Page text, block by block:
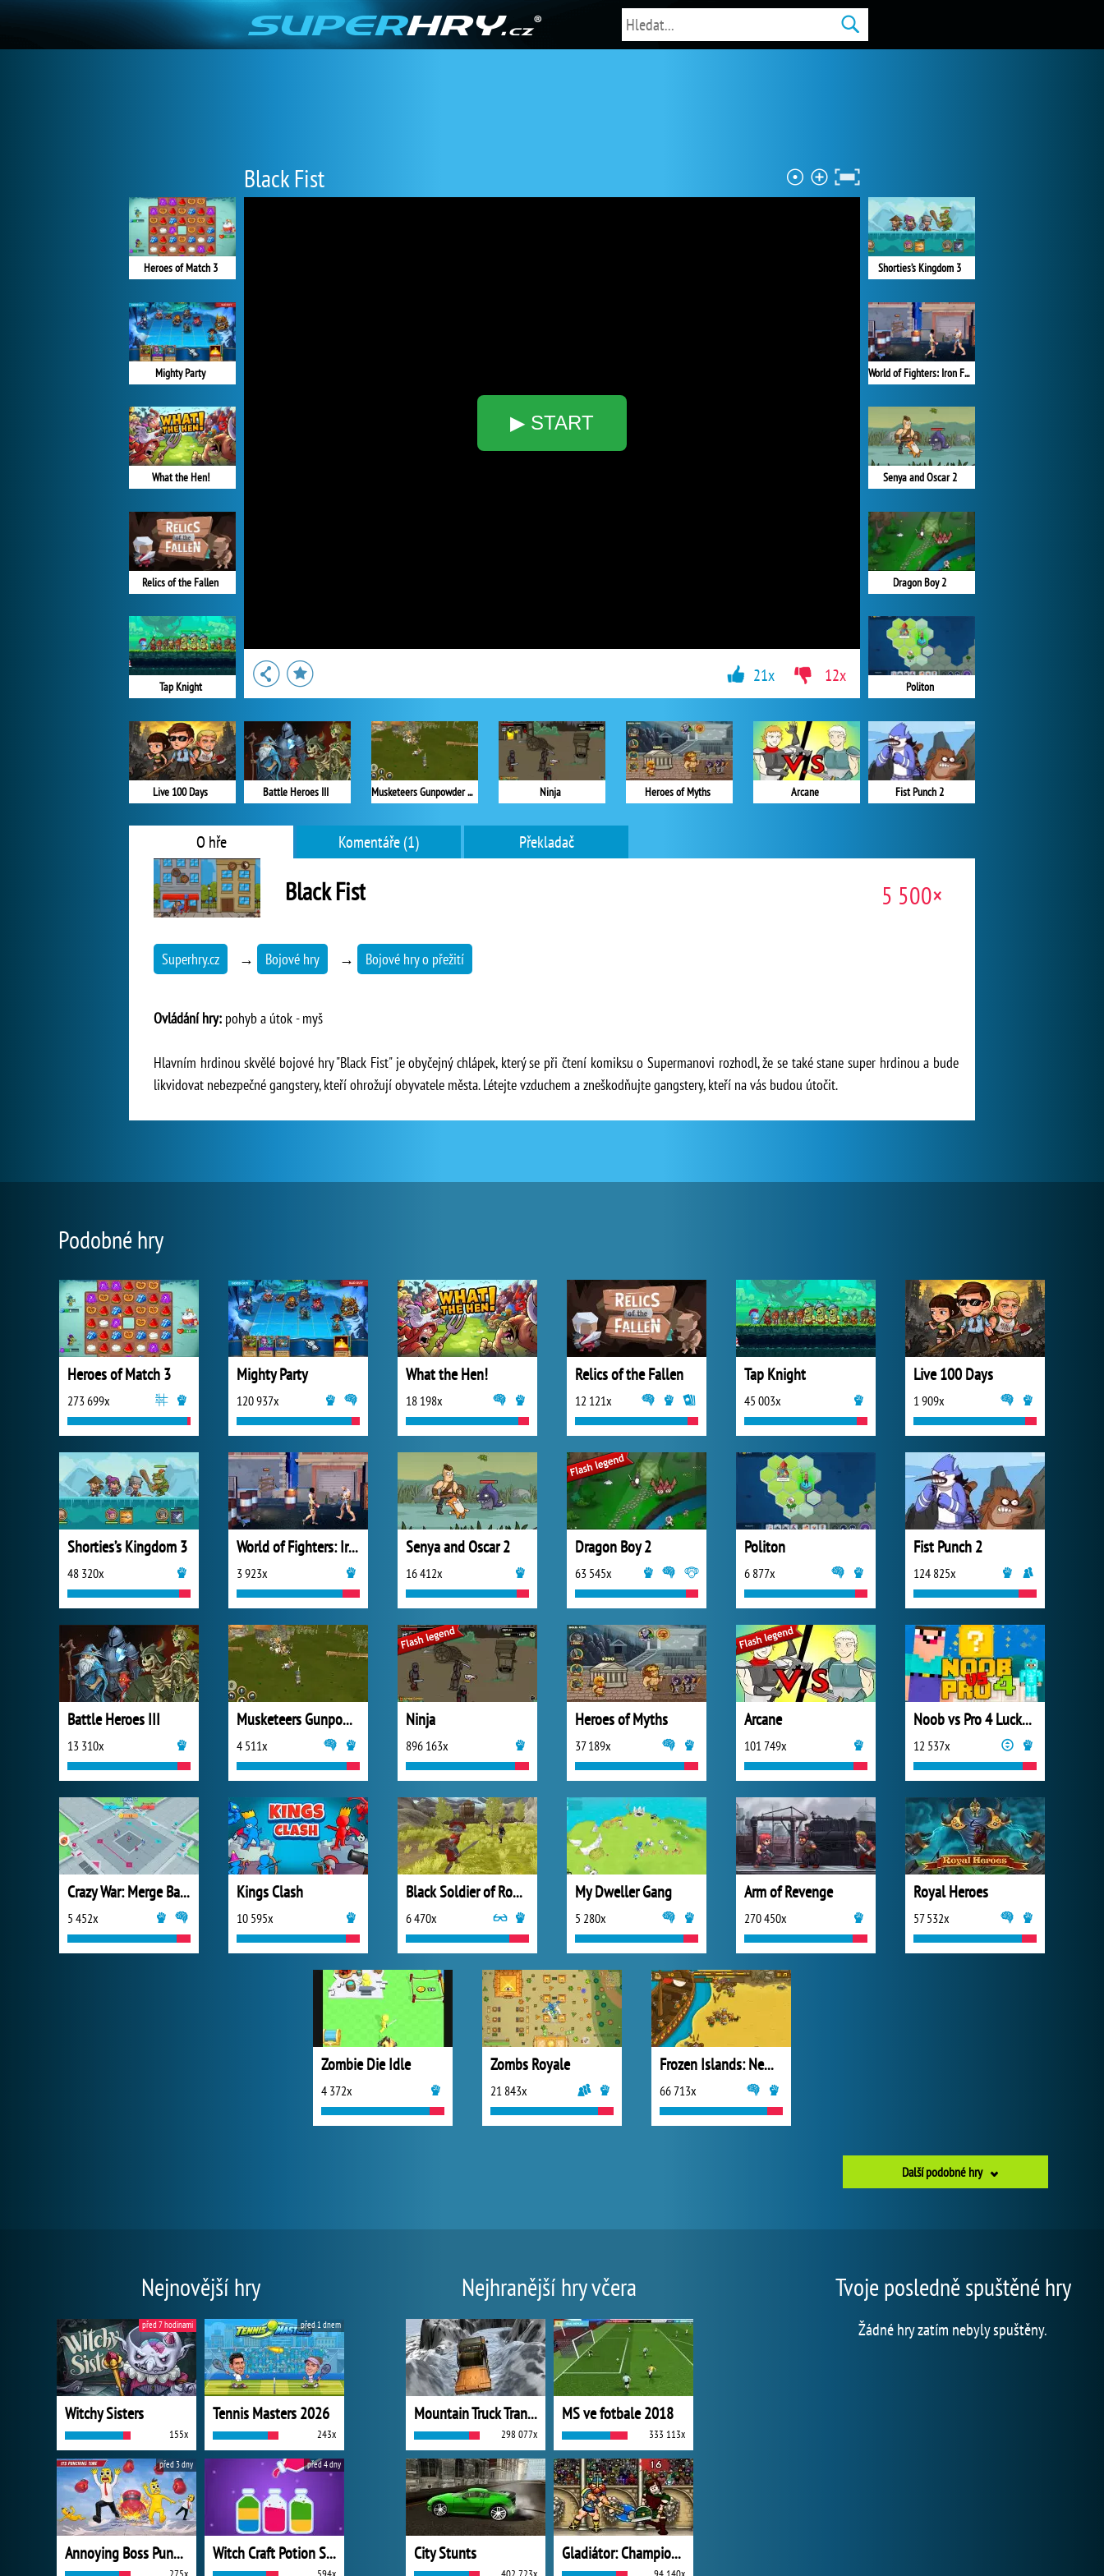
Black Fist
▶ START
Heroes of Match 3
Mighty Party
What the Hen!
Relics of the Fallen
Tap Knight
Live 100 Days
Shorties’s Kingdom 3
World of Fighters: Iron Fists
Senya and Oscar 2
Dragon Boy 2
Politon
Fist Punch 2
Battle Heroes III Musketeers Gunpowder vs Steel Ninja Heroes of Myths Arcane
21x 12x
O hře Komentáře (1) Překladač
Black Fist 5 500×
Superhry.cz → Bojové hry → Bojové hry o přežití
Ovládání hry: pohyb a útok - myš
Hlavním hrdinou skvělé bojové hry "Black Fist" je obyčejný chlápek, který se při čtení komiksu o Supermanovi rozhodl, že se také stane super hrdinou a bude
likvidovat nebezpečné gangstery, kteří ohrožují obyvatele města. Létejte vzduchem a zneškodňujte gangstery, kteří na vás budou útočit.
Podobné hry
Heroes of Match 3
273 699x
Mighty Party
120 937x
What the Hen!
18 198x
Relics of the Fallen
12 121x
Tap Knight
45 003x
Live 100 Days
1 909x
Shorties’s Kingdom 3
48 320x
World of Fighters: Iron Fists
3 923x
Senya and Oscar 2
16 412x
Dragon Boy 2
63 545x
Politon
6 877x
Fist Punch 2
124 825x
Battle Heroes III
13 310x
Musketeers Gunpowder vs Steel
4 511x
Ninja
896 163x
Heroes of Myths
37 189x
Arcane
101 749x
Noob vs Pro 4 Lucky Block
12 537x
Crazy War: Merge Battle
5 452x
Kings Clash
10 595x
Black Soldier of Rome
6 470x
My Dweller Gang
5 280x
Arm of Revenge
270 450x
Royal Heroes
57 532x
Zombie Die Idle
4 372x
Zombs Royale
21 843x
Frozen Islands: New Horizons
66 713x
Další podobné hry
Nejnovější hry
Witchy Sisters
155x
před 7 hodinami
Tennis Masters 2026
243x
před 1 dnem
Annoying Boss Punch Game
před 3 dny
Witch Craft Potion Sort
před 4 dny
Nejhranější hry včera
Mountain Truck Transport
298 077x
MS ve fotbale 2018
333 113x
City Stunts Gladiátor: Champions Sprint
Tvoje posledně spuštěné hry
Žádné hry zatím nebyly spuštěny.